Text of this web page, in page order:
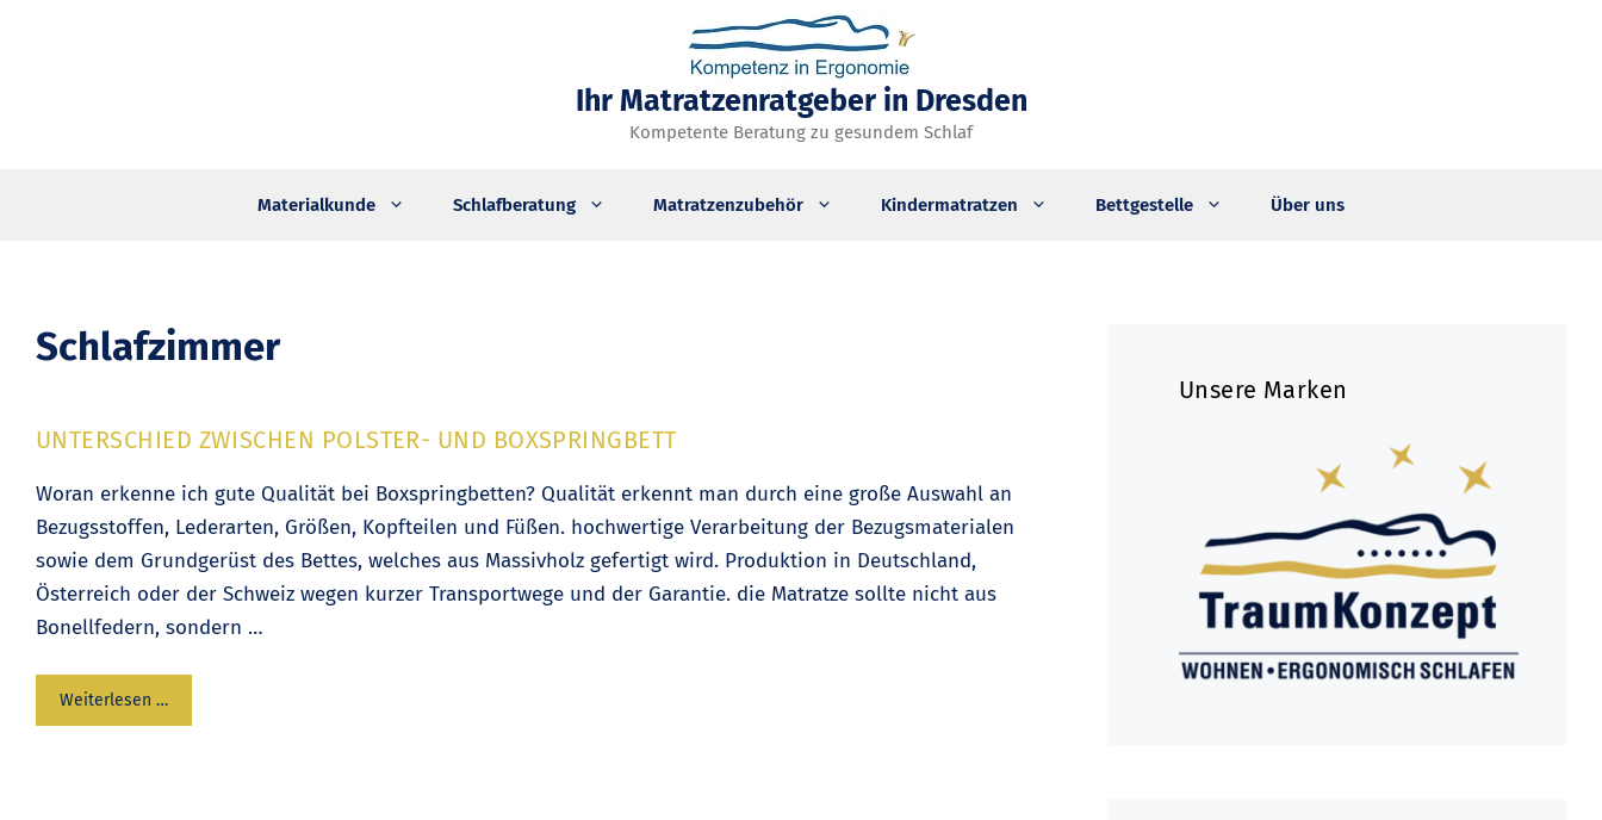
Ihr Matratzenratgeber in Dresden
Kompetente Beratung zu gesundem Schlaf
Materialkunde Schlafberatung Matratzenzubehör Kindermatratzen Bettgestelle Über uns
Schlafzimmer
UNTERSCHIED ZWISCHEN POLSTER- UND BOXSPRINGBETT
Woran erkenne ich gute Qualität bei Boxspringbetten? Qualität erkennt man durch eine große Auswahl an
Bezugsstoffen, Lederarten, Größen, Kopfteilen und Füßen. hochwertige Verarbeitung der Bezugsmaterialen
sowie dem Grundgerüst des Bettes, welches aus Massivholz gefertigt wird. Produktion in Deutschland,
Österreich oder der Schweiz wegen kurzer Transportwege und der Garantie. die Matratze sollte nicht aus
Bonellfedern, sondern …
Weiterlesen …
Unsere Marken